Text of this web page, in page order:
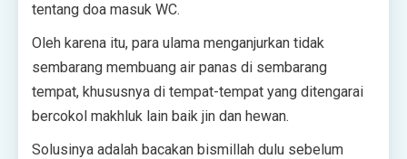
tentang doa masuk WC.
Oleh karena itu, para ulama menganjurkan tidak
sembarang membuang air panas di sembarang
tempat, khususnya di tempat-tempat yang ditengarai
bercokol makhluk lain baik jin dan hewan.
Solusinya adalah bacakan bismillah dulu sebelum